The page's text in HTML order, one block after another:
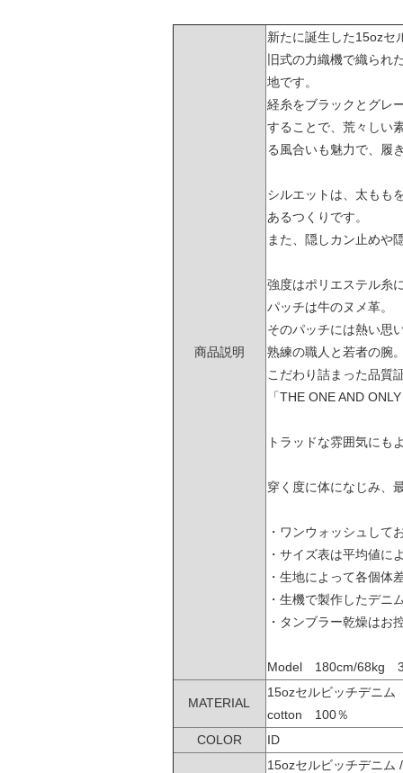
商品説明
新たに誕生した15ozセ
旧式の力織機で織られ
地です。
経糸をブラックとグレ
することで、荒々しい
る風合いも魅力で、履
シルエットは、太もも
あるつくりです。
また、隠しカン止めや
強度はポリエステル糸
パッチは牛のヌメ革。
そのパッチには熱い思
熟練の職人と若者の腕
こだわり詰まった品質
「THE ONE AND
トラッドな雰囲気にも
穿く度に体になじみ、
・ワンウォッシュして
・サイズ表は平均値に
・生地によって各個体
・生機で製作したデニ
・タンブラー乾燥はお
Model 180cm/68kg
MATERIAL
15ozセルビッチデニ
cotton 100％
COLOR
ID
15ozセルビッチデニム